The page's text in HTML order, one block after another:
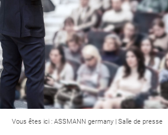
Vous êtes ici : ASSMANN germany | Salle de presse